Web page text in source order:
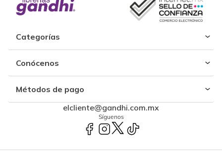
Categorías
Conócenos
Métodos de pago
elcliente@gandhi.com.mx
Síguenos